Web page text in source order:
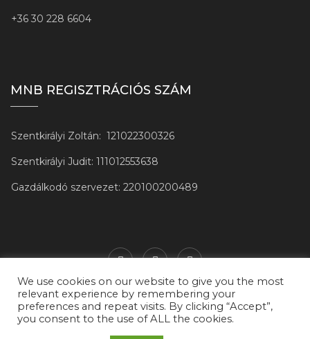
+36 30 228 6604
MNB REGISZTRÁCIÓS SZÁM
Szentkirályi Zoltán: 121022300326
Szentkirályi Judit: 111012553638
Gazdálkodó szervezet: 220100200489
We use cookies on our website to give you the most
relevant experience by remembering your
preferences and repeat visits. By clicking “Accept”,
you consent to the use of ALL the cookies.